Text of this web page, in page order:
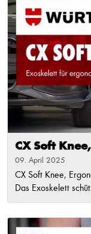
CX Soft
09. April 2025
CX Soft Knee,
Das Exoskelett